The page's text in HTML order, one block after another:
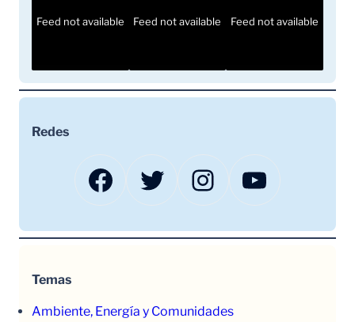
Feed not available Feed not available Feed not available
Redes
Facebook Twitter Instagram YouTube
Temas
Ambiente, Energía y Comunidades